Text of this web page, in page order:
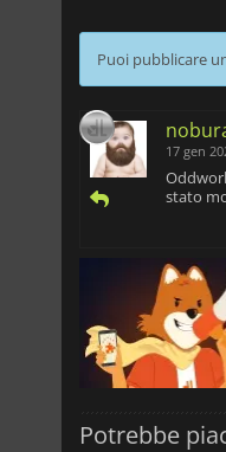
Puoi pubblicare
17 gen
stato
Potrebbe